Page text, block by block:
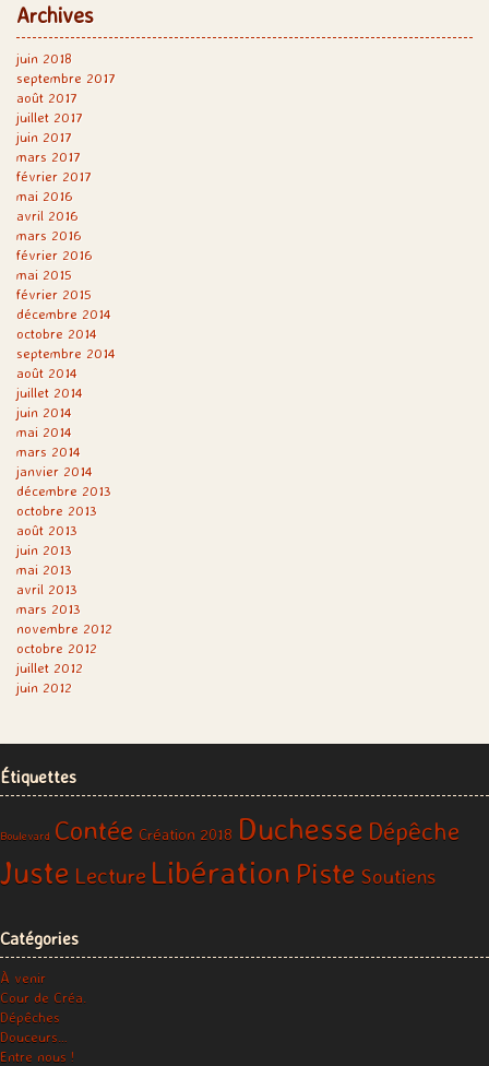
Archives
juin 2018
septembre 2017
août 2017
juillet 2017
juin 2017
mars 2017
février 2017
mai 2016
avril 2016
mars 2016
février 2016
mai 2015
février 2015
décembre 2014
octobre 2014
septembre 2014
août 2014
juillet 2014
juin 2014
mai 2014
mars 2014
janvier 2014
décembre 2013
octobre 2013
août 2013
juin 2013
mai 2013
avril 2013
mars 2013
novembre 2012
octobre 2012
juillet 2012
juin 2012
Étiquettes
Boulevard Contée Création 2018 Duchesse Dépêche
Juste Lecture Libération Piste Soutiens
Catégories
À venir
Cour de Créa.
Dépêches
Douceurs…
Entre nous !